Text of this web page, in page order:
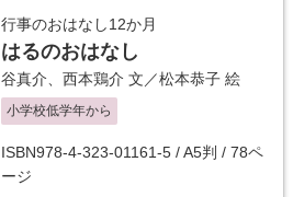
行事のおはなし12か月
はるのおはなし
谷真介 西本鶏介 文／松本恭子 絵
小学校低学年から
ISBN978-4-323-01161-5 / A5判 / 78ペ
ージ